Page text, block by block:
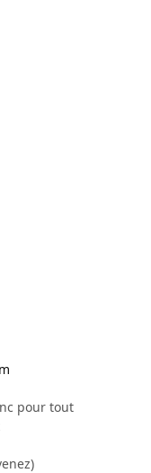
pour tout